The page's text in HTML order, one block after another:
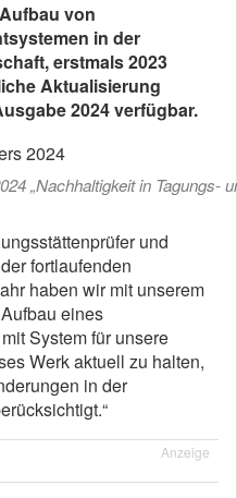
von
in der
erstmals 2023
Aktualisierung
2024 verfügbar.
„Nachhaltigkeit in Tagungs-
und
fortlaufenden
haben wir mit unserem
eines
System für unsere
Werk aktuell zu halten,
in der
Anzeige